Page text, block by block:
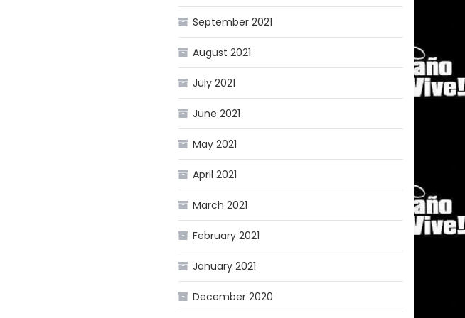
September 2021
August 2021
July 2021
June 2021
May 2021
April 2021
March 2021
February 2021
January 2021
December 2020